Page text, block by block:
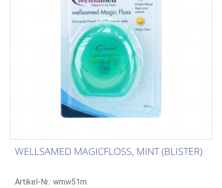
WELLSAMED MAGICFLOSS, MINT (BLISTER)
Artikel-Nr.: wmw51m